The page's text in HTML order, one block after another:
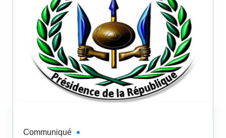
Communiqué